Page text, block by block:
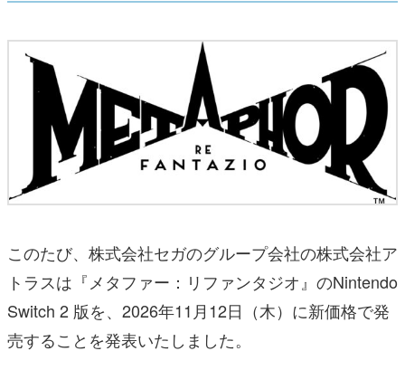
このたび、株式会社セガのグループ会社の株式会社ア
トラスは『メタファー：リファンタジオ』のNintendo
Switch 2 版を、2026年11月12日（木）に新価格で発
売することを発表いたしました。